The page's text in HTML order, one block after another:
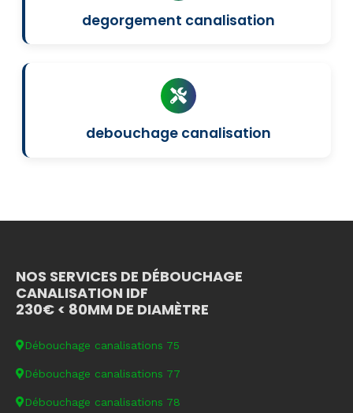
degorgement canalisation
debouchage canalisation
NOS SERVICES DE DÉBOUCHAGE
CANALISATION IDF
230€ < 80MM DE DIAMÈTRE
Débouchage canalisations 75
Débouchage canalisations 77
Débouchage canalisations 78